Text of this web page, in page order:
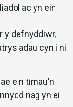
ac yn ein
y defnyddiwr,
cyn i ni
ein timau’n
nag yn ei